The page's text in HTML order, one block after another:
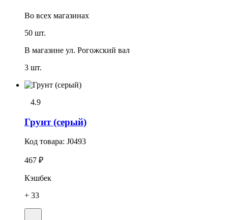
Во всех магазинах
50 шт.
В магазине ул. Рогожский вал
3 шт.
4.9
Грунт (серый)
Код товара: J0493
467 ₽
Кэшбек
+ 33